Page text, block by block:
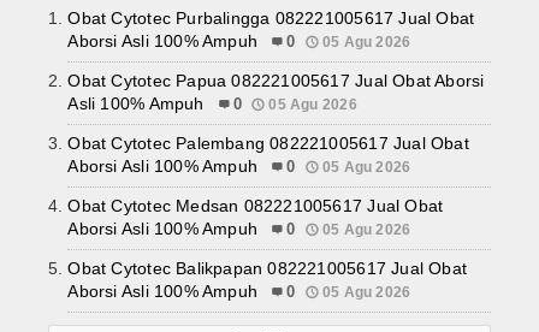
Semua Produk
Marketplace System
Obat Cytotec
Tracking Orders
Konfirmasi Orders
Jual Obat Misoprostol Cytotec Sopros Wa
Obat Cytotec Purbalingga 082221005617 Jual Obat
Aborsi Asli 100% Ampuh
0 05 Agu 2026
Obat Cytotec Papua 082221005617 Jual Obat Aborsi
Asli 100% Ampuh
0 05 Agu 2026
Obat Cytotec Palembang 082221005617 Jual Obat
Aborsi Asli 100% Ampuh
0 05 Agu 2026
Obat Cytotec Medsan 082221005617 Jual Obat
Aborsi Asli 100% Ampuh
0 05 Agu 2026
Obat Cytotec Balikpapan 082221005617 Jual Obat
Aborsi Asli 100% Ampuh
0 05 Agu 2026